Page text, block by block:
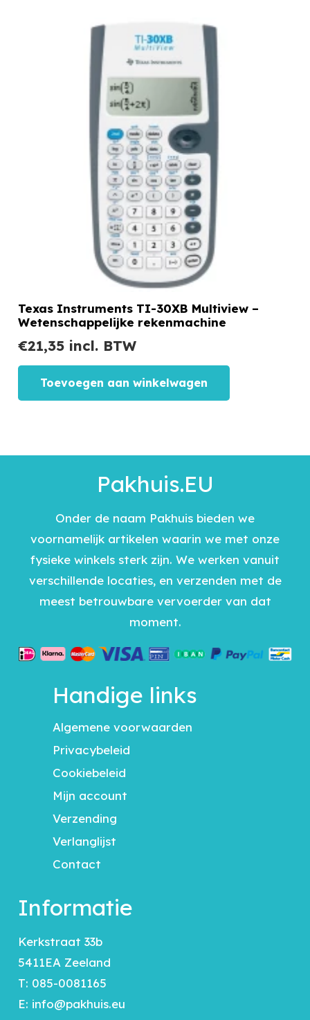
Texas Instruments TI-30XB Multiview –
Wetenschappelijke rekenmachine
€21,35incl. BTW
Toevoegen aan winkelwagen
Pakhuis.EU
Onder de naam Pakhuis bieden we
voornamelijk artikelen waarin we met onze
fysieke winkels sterk zijn. We werken vanuit
verschillende locaties, en verzenden met de
meest betrouwbare vervoerder van dat
moment.
Handige links
Algemene voorwaarden
Privacybeleid
Cookiebeleid
Mijn account
Verzending
Verlanglijst
Contact
Informatie
Kerkstraat 33b
5411EA Zeeland
T: 085-0081165
E: info@pakhuis.eu